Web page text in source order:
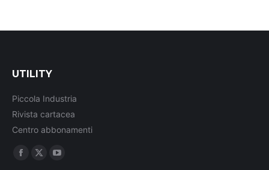
UTILITY
Piccola Industria
Rivista cartacea
Centro abbonamenti
Ci puoi trovare su:
Facebook
X